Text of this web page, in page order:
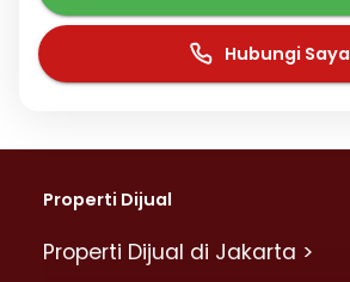
Hubungi Saya
Properti Dijual
Properti Dijual di Jakarta >